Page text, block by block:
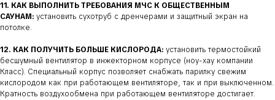
11. КАК ВЫПОЛНИТЬ ТРЕБОВАНИЯ МЧС К ОБЩЕСТВЕННЫМ
САУНАМ: установить сухотруб с дренчерами и защитный экран на
потолке.
12. КАК ПОЛУЧИТЬ БОЛЬШЕ КИСЛОРОДА: установить термостойкий
бесшумный вентилятор в инжекторном корпусе (ноу-хау компании
Класс). Специальный корпус позволяет снабжать парилку свежим
кислородом как при работающем вентиляторе, так и при выключенном.
Кратность воздухообмена при работающем вентиляторе достигает.